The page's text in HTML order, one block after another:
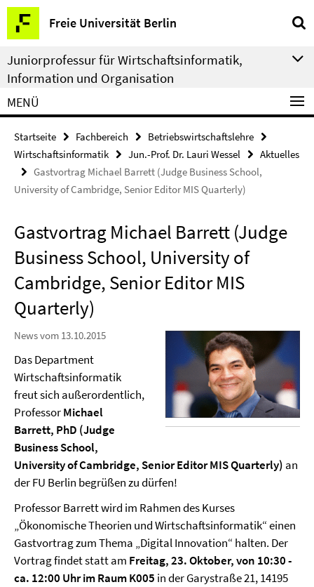
Springe
direkt
zu
Inhalt
Freie Universität Berlin
Service-
Navigation
Juniorprofessur für Wirtschaftsinformatik,
Information und Organisation
MENÜ
Startseite Fachbereich
Betriebswirtschaftslehre
Wirtschaftsinformatik
Jun.-Prof. Dr. Lauri Wessel
Aktuelles
Gastvortrag Michael Barrett (Judge Business School,
University of Cambridge, Senior Editor MIS Quarterly)
Gastvortrag Michael Barrett (Judge
Business School, University of
Cambridge, Senior Editor MIS
Quarterly)
News vom 13.10.2015
Das Department
Wirtschaftsinformatik
freut sich außerordentlich,
ProfessorMichael
Barrett, PhD (Judge
Business School,
University of Cambridge, Senior Editor MIS Quarterly) an
der FU Berlin begrüßen zu dürfen!
Professor Barrett wird im Rahmen des Kurses
„Ökonomische Theorien und Wirtschaftsinformatik“ einen
Gastvortrag zum Thema „Digital Innovation“ halten. Der
Vortrag findet statt am Freitag, 23. Oktober, von 10:30 -
ca. 12:00 Uhrim Raum K005 in der Garystraße 21, 14195